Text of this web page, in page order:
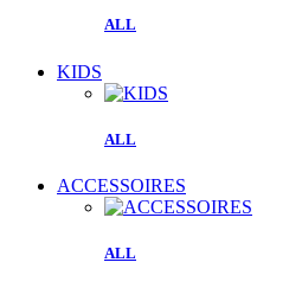
ALL
KIDS
ALL
ACCESSOIRES
ALL